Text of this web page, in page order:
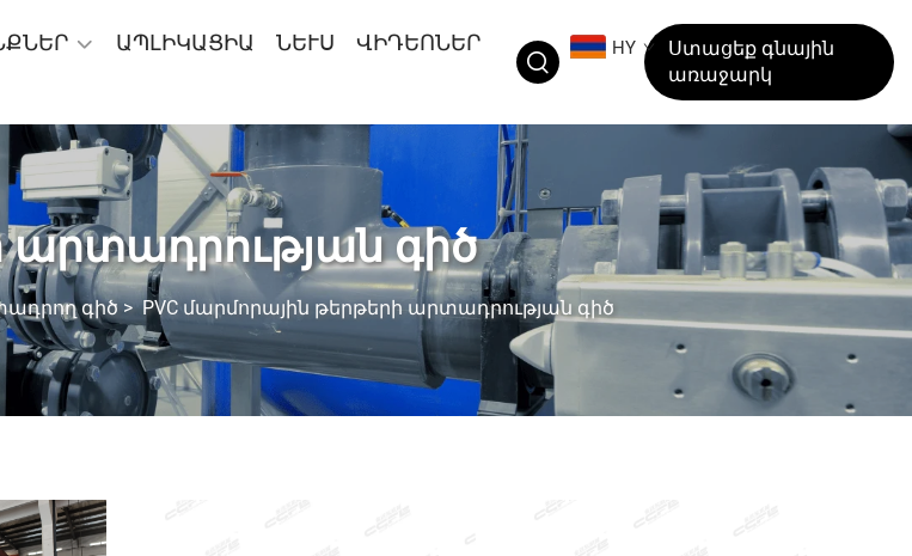
ԱՊԼԻԿԱՑԻԱ ՆԵՒՍ
ՎԻԴԵՈՆԵՐ
HY
Ստացեք գնային
առաջարկ
արտադրության գիծ
գիծ>PVC մարմորային թերթերի արտադրության գիծ